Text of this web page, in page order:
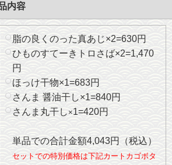
内容
脂の良くのった真あじ×2=630円
ひものすてーきトロさば×2=1,470
円
ほっけ干物×1=683円
さんま 醤油干し×1=840円
さんま丸干し ×1=420円
単品での合計金額4,043円（税込）
セットでの特別価格は下記カートカゴボタ